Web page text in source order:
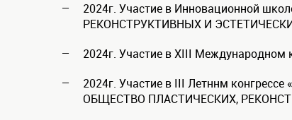
2024г. Участие в Инновационной
РЕКОНСТРУКТИВНЫХ И
2024г. Участие в XIII Международном
2024г. Участие в III Летннм
ОБЩЕСТВО ПЛАСТИЧЕСКИХ,